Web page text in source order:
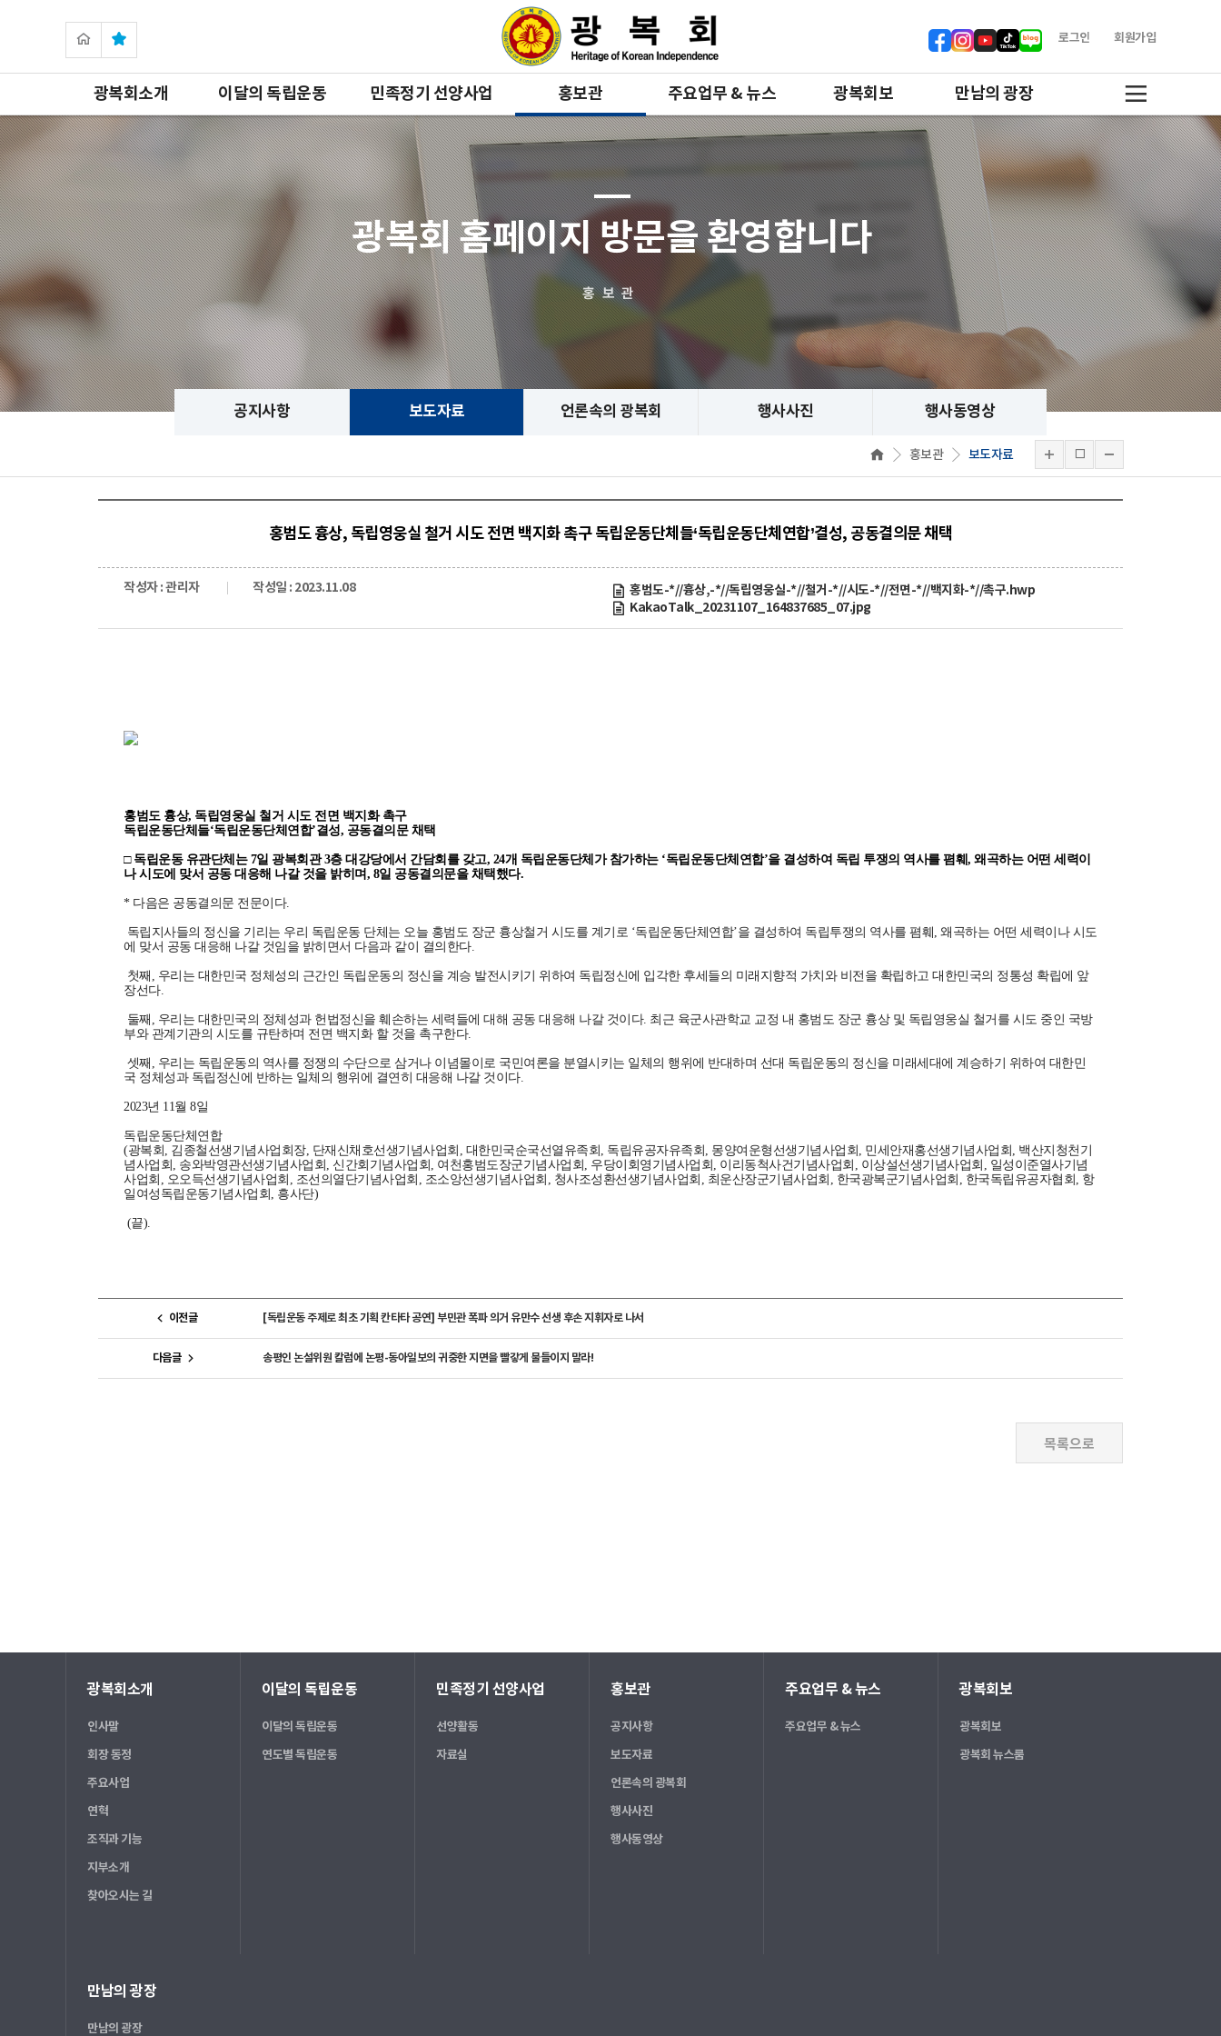
로그인 회원가입
광복회소개 이달의 독립운동 민족정기 선양사업 홍보관 주요업무 & 뉴스 광복회보 만남의 광장
광복회 홈페이지 방문을 환영합니다
홍보관
공지사항 보도자료 언론속의 광복회 행사사진 행사동영상
홍보관 보도자료
홍범도 흉상, 독립영웅실 철거 시도 전면 백지화 촉구 독립운동단체들‘독립운동단체연합’결성, 공동결의문 채택
작성자 : 관리자 작성일 : 2023.11.08
홍범도-*//흉상,-*//독립영웅실-*//철거-*//시도-*//전면-*//백지화-*//촉구.hwp
KakaoTalk_20231107_164837685_07.jpg
홍범도 흉상, 독립영웅실 철거 시도 전면 백지화 촉구
독립운동단체들‘독립운동단체연합’결성, 공동결의문 채택
□ 독립운동 유관단체는 7일 광복회관 3층 대강당에서 간담회를 갖고, 24개 독립운동단체가 참가하는 ‘독립운동단체연합’을 결성하여 독립 투쟁의 역사를 폄훼, 왜곡하는 어떤 세력이
나 시도에 맞서 공동 대응해 나갈 것을 밝히며, 8일 공동결의문을 채택했다.
* 다음은 공동결의문 전문이다.
독립지사들의 정신을 기리는 우리 독립운동 단체는 오늘 홍범도 장군 흉상철거 시도를 계기로 ‘독립운동단체연합’을 결성하여 독립투쟁의 역사를 폄훼, 왜곡하는 어떤 세력이나 시도
에 맞서 공동 대응해 나갈 것임을 밝히면서 다음과 같이 결의한다.
첫째, 우리는 대한민국 정체성의 근간인 독립운동의 정신을 계승 발전시키기 위하여 독립정신에 입각한 후세들의 미래지향적 가치와 비전을 확립하고 대한민국의 정통성 확립에 앞
장선다.
둘째, 우리는 대한민국의 정체성과 헌법정신을 훼손하는 세력들에 대해 공동 대응해 나갈 것이다. 최근 육군사관학교 교정 내 홍범도 장군 흉상 및 독립영웅실 철거를 시도 중인 국방
부와 관계기관의 시도를 규탄하며 전면 백지화 할 것을 촉구한다.
셋째, 우리는 독립운동의 역사를 정쟁의 수단으로 삼거나 이념몰이로 국민여론을 분열시키는 일체의 행위에 반대하며 선대 독립운동의 정신을 미래세대에 계승하기 위하여 대한민
국 정체성과 독립정신에 반하는 일체의 행위에 결연히 대응해 나갈 것이다.
2023년 11월 8일
독립운동단체연합
(광복회, 김종철선생기념사업회장, 단재신채호선생기념사업회, 대한민국순국선열유족회, 독립유공자유족회, 몽양여운형선생기념사업회, 민세안재홍선생기념사업회, 백산지청천기
념사업회, 송와박영관선생기념사업회, 신간회기념사업회, 여천홍범도장군기념사업회, 우당이회영기념사업회, 이리동척사건기념사업회, 이상설선생기념사업회, 일성이준열사기념
사업회, 오오득선생기념사업회, 조선의열단기념사업회, 조소앙선생기념사업회, 청사조성환선생기념사업회, 최운산장군기념사업회, 한국광복군기념사업회, 한국독립유공자협회, 항
일여성독립운동기념사업회, 흥사단)
(끝).
이전글 [독립운동 주제로 최초 기획 칸타타 공연] 부민관 폭파 의거 유만수 선생 후손 지휘자로 나서
다음글 송평인 논설위원 칼럼에 논평-동아일보의 귀중한 지면을 빨갛게 물들이지 말라!
광복회소개
인사말
회장 동정
주요사업
연혁
조직과 기능
지부소개
찾아오시는 길
이달의 독립운동
이달의 독립운동
연도별 독립운동
민족정기 선양사업
선양활동
자료실
홍보관
공지사항
보도자료
언론속의 광복회
행사사진
행사동영상
주요업무 & 뉴스
주요업무 & 뉴스
광복회보
광복회보
광복회 뉴스룸
만남의 광장
만남의 광장